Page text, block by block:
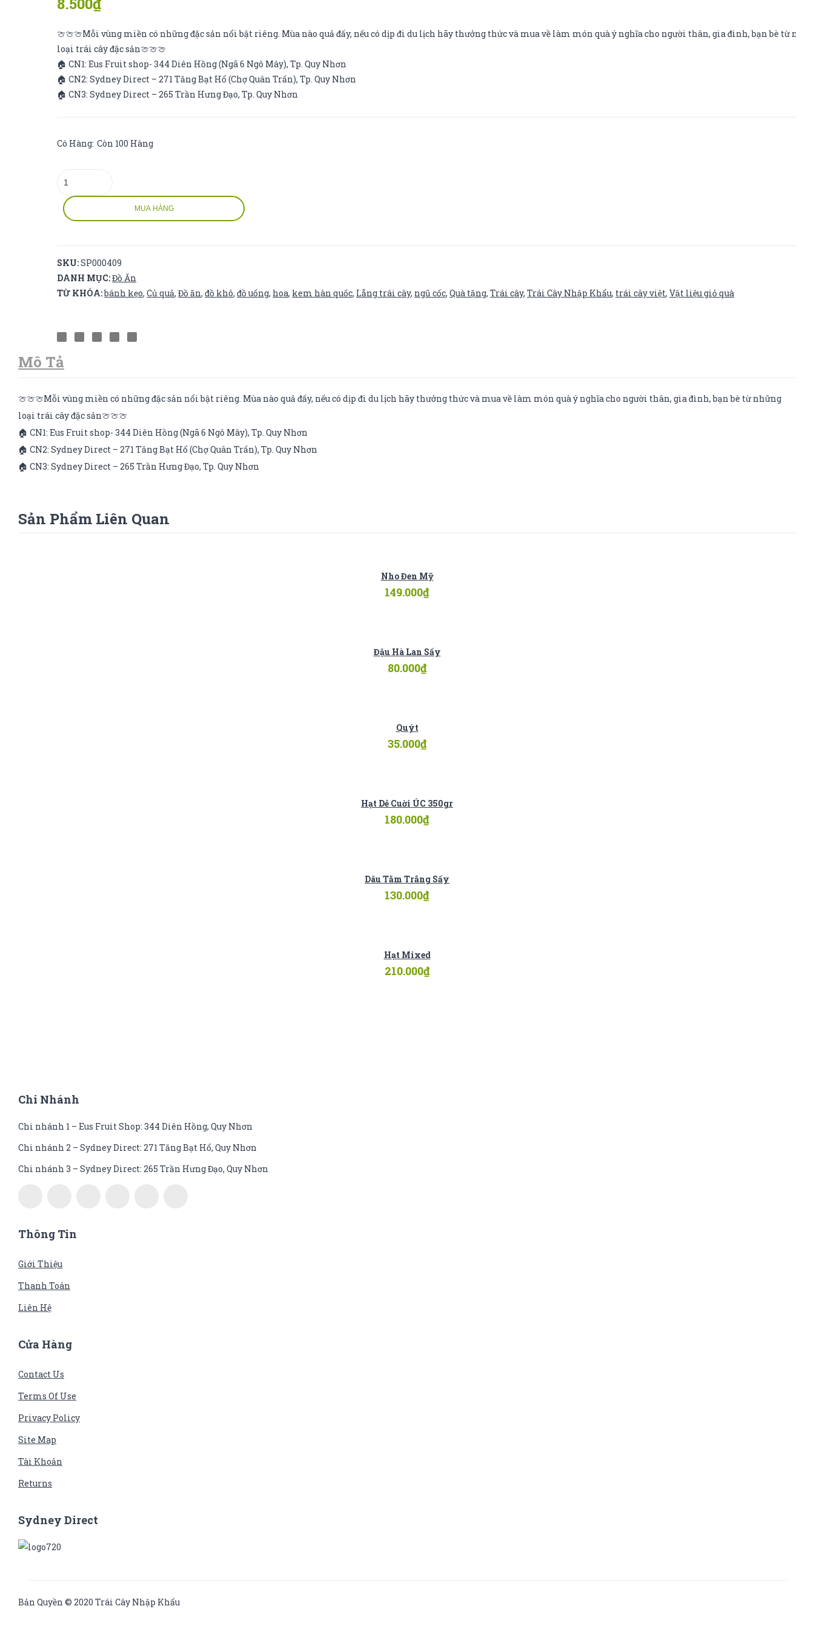
🍈🍈🍈Mỗi vùng miền có những đặc sản nổi bật riêng. Mùa nào quả đấy, nếu có dịp đi du lịch hãy thưởng thức và mua về làm món quà ý nghĩa cho người thân, gia đình, bạn bè từ
loại trái cây đặc sản🍈🍈🍈
🏠 CN1: Eus Fruit shop- 344 Diên Hồng (Ngã 6 Ngô Mây), Tp. Quy Nhơn
🏠 CN2: Sydney Direct – 271 Tăng Bạt Hổ (Chợ Quân Trấn), Tp. Quy Nhơn
🏠 CN3: Sydney Direct – 265 Trần Hưng Đạo, Tp. Quy Nhơn
Có Hàng: Còn 100 Hàng
Mì
liền
MUA HÀNG
SKU:SP000409
DANH MỤC:Đồ Ăn
TỪ KHÓA:bánh kẹo,Củ quả,Đồ ăn,đồ khô,đồ uống, hoa, kem hàn quốc, Lẵng trái cây, ngũ cốc,Quà tặng,Trái cây,Trái Cây Nhập Khẩu, trái cây việt,Vật liệu giỏ quà
Mô Tả
🍈🍈🍈Mỗi vùng miền có những đặc sản nổi bật riêng. Mùa nào quả đấy, nếu có dịp đi du lịch hãy thưởng thức và mua về làm món quà ý nghĩa cho người thân, gia đình, bạn bè từ những
loại trái cây đặc sản🍈🍈🍈
🏠 CN1: Eus Fruit shop- 344 Diên Hồng (Ngã 6 Ngô Mây), Tp. Quy Nhơn
🏠 CN2: Sydney Direct – 271 Tăng Bạt Hổ (Chợ Quân Trấn), Tp. Quy Nhơn
🏠 CN3: Sydney Direct – 265 Trần Hưng Đạo, Tp. Quy Nhơn
Sản Phẩm Liên Quan
Nho Đen Mỹ
149.000₫
Đậu Hà Lan Sấy
80.000₫
Quýt
35.000₫
Hạt Dẻ Cuời ÚC 350gr
180.000₫
Dâu Tằm Trắng Sấy
130.000₫
Hạt Mixed
210.000₫
Chi Nhánh
Chi nhánh 1 – Eus Fruit Shop: 344 Diên Hồng, Quy Nhơn
Chi nhánh 2 – Sydney Direct: 271 Tăng Bạt Hổ, Quy Nhơn
Chi nhánh 3 – Sydney Direct: 265 Trần Hưng Đạo, Quy Nhơn
Thông Tin
Giới Thiệu
Thanh Toán
Liên Hệ
Cửa Hàng
Contact Us
Terms Of Use
Privacy Policy
Site Map
Tài Khoản
Returns
Sydney Direct
Bản Quyền © 2020 Trái Cây Nhập Khẩu